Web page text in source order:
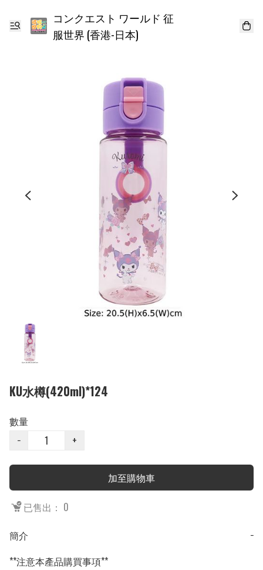
コンクエスト ワールド 征
服世界 (香港-日本)
KU水樽(420ml)*124
數量
−
+
加至購物車
已售出： 0
簡介
−
**注意本產品購買事項**